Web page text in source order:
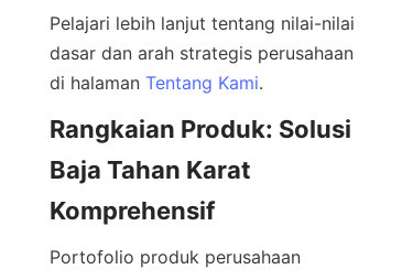
Pelajari lebih lanjut tentang nilai-nilai
dasar dan arah strategis perusahaan
di halaman Tentang Kami
Rangkaian Produk: Solusi
Baja Tahan Karat
Portofolio produk perusahaan